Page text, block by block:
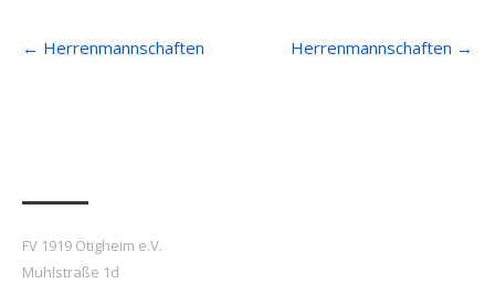
navigation
← Herrenmannschaften Herrenmannschaften →
FV 1919 Ötigheim e.V.
Mühlstraße 1d